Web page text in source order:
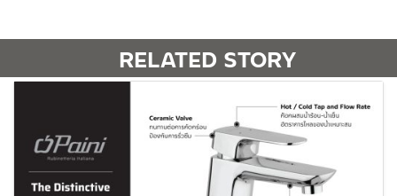
RELATED STORY